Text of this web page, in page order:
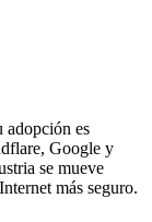
es
Google y
se mueve
más seguro.